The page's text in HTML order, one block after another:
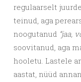
regulaarselt
teinud, aga
noogutanud “jaa,
soovitanud, aga
hooletu. Lastele
aastat, nüüd